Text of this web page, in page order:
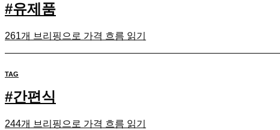
#유제품
261개 브리핑으로 가격 흐름 읽기
TAG
#간편식
244개 브리핑으로 가격 흐름 읽기